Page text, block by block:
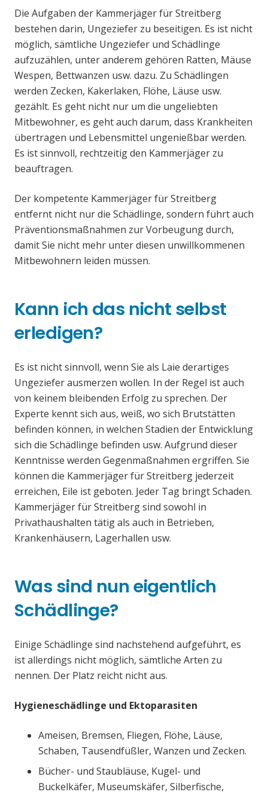
Die Aufgaben der Kammerjäger für Streitberg
bestehen darin, Ungeziefer zu beseitigen. Es ist nicht
möglich, sämtliche Ungeziefer und Schädlinge
aufzuzählen, unter anderem gehören Ratten, Mäuse
Wespen, Bettwanzen usw. dazu. Zu Schädlingen
werden Zecken, Kakerlaken, Flöhe, Läuse usw.
gezählt. Es geht nicht nur um die ungeliebten
Mitbewohner, es geht auch darum, dass Krankheiten
übertragen und Lebensmittel ungenießbar werden.
Es ist sinnvoll, rechtzeitig den Kammerjäger zu
beauftragen.
Der kompetente Kammerjäger für Streitberg
entfernt nicht nur die Schädlinge, sondern führt auch
Präventionsmaßnahmen zur Vorbeugung durch,
damit Sie nicht mehr unter diesen unwillkommenen
Mitbewohnern leiden müssen.
Kann ich das nicht selbst
erledigen?
Es ist nicht sinnvoll, wenn Sie als Laie derartiges
Ungeziefer ausmerzen wollen. In der Regel ist auch
von keinem bleibenden Erfolg zu sprechen. Der
Experte kennt sich aus, weiß, wo sich Brutstätten
befinden können, in welchen Stadien der Entwicklung
sich die Schädlinge befinden usw. Aufgrund dieser
Kenntnisse werden Gegenmaßnahmen ergriffen. Sie
können die Kammerjäger für Streitberg jederzeit
erreichen, Eile ist geboten. Jeder Tag bringt Schaden.
Kammerjäger für Streitberg sind sowohl in
Privathaushalten tätig als auch in Betrieben,
Krankenhäusern, Lagerhallen usw.
Was sind nun eigentlich
Schädlinge?
Einige Schädlinge sind nachstehend aufgeführt, es
ist allerdings nicht möglich, sämtliche Arten zu
nennen. Der Platz reicht nicht aus.
Hygieneschädlinge und Ektoparasiten
Ameisen, Bremsen, Fliegen, Flöhe, Läuse,
Schaben, Tausendfüßler, Wanzen und Zecken.
Bücher- und Staubläuse, Kugel- und
Buckelkäfer, Museumskäfer, Silberfische,